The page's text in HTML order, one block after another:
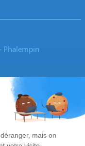
Phalempin
- SINGEZ
utiles